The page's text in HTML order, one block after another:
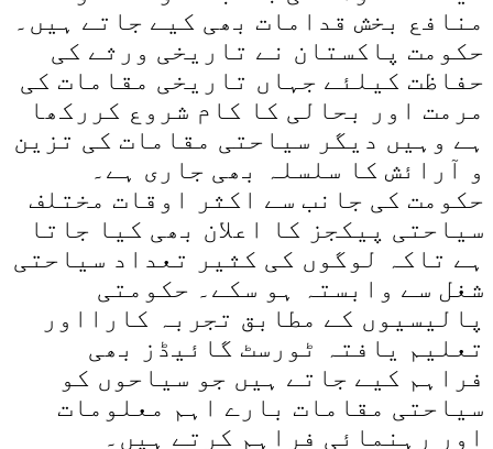
منافع بخش قدامات بھی کیے جاتے ہیں۔
حکومت پاکستان نے تاریخی ورثے کی
حفاظت کیلئے جہاں تاریخی مقامات کی
مرمت اور بحالی کا کام شروع کررکھا
ہے وہیں دیگر سیاحتی مقامات کی تزین
و آرائش کا سلسلہ بھی جاری ہے۔
حکومت کی جانب سے اکثر اوقات مختلف
سیاحتی پیکجز کا اعلان بھی کیا جاتا
ہے تاکہ لوگوں کی کثیر تعداد سیاحتی
شغل سے وابستہ ہو سکے۔ حکومتی
پالیسیوں کے مطابق تجربہ کارااور
تعلیم یافتہ ٹورسٹ گائیڈز بھی
فراہم کیے جاتے ہیں جو سیاحوں کو
سیاحتی مقامات بارے اہم معلومات
اور رہنمائی فراہم کرتے ہیں۔